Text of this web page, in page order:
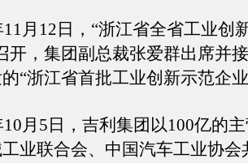
12日，“浙江省全省工业创
开，集团副总裁张爱群出席并
“浙江省首批工业创新示范企
5日，吉利集团以100亿的主
业联合会、中国汽车工业协会